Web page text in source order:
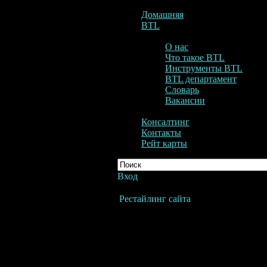
Домашняя
BTL
О нас
Что такое BTL
Инструменты BTL
BTL департамент
Словарь
Вакансии
Консалтинг
Контакты
Рейт карты
Вход
Рестайлинг сайта